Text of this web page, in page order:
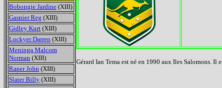
Gérard Ian Tema est né en 1990 aux Iles Salomons.
Bobongie Jardine (XIII)
Gasnier Reg (XIII)
Gidley Kurt (XIII)
Lockyer Darren (XIII)
Meninga Malcom
Norman (XIII)
Raper John (XIII)
Slater Billy (XIII)